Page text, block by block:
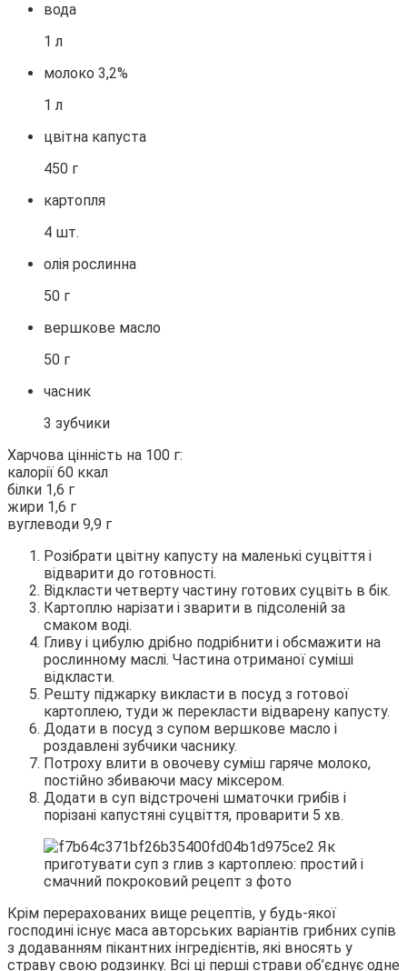
вода
1 л
молоко 3,2%
1 л
цвітна капуста
450 г
картопля
4 шт.
олія рослинна
50 г
вершкове масло
50 г
часник
3 зубчики
Харчова цінність на 100 г:
калорії 60 ккал
білки 1,6 г
жири 1,6 г
вуглеводи 9,9 г
Розібрати цвітну капусту на маленькі суцвіття і
відварити до готовності.
Відкласти четверту частину готових суцвіть в бік.
Картоплю нарізати і зварити в підсоленій за
смаком воді.
Гливу і цибулю дрібно подрібнити і обсмажити на
рослинному маслі. Частина отриманої суміші
відкласти.
Решту піджарку викласти в посуд з готової
картоплею, туди ж перекласти відварену капусту.
Додати в посуд з супом вершкове масло і
роздавлені зубчики часнику.
Потроху влити в овочеву суміш гаряче молоко,
постійно збиваючи масу міксером.
Додати в суп відстрочені шматочки грибів і
порізані капустяні суцвіття, проварити 5 хв.
Крім перерахованих вище рецептів, у будь-якої
господині існує маса авторських варіантів грибних супів
з додаванням пікантних інгредієнтів, які вносять у
страву свою родзинку. Всі ці перші страви об’єднує одне